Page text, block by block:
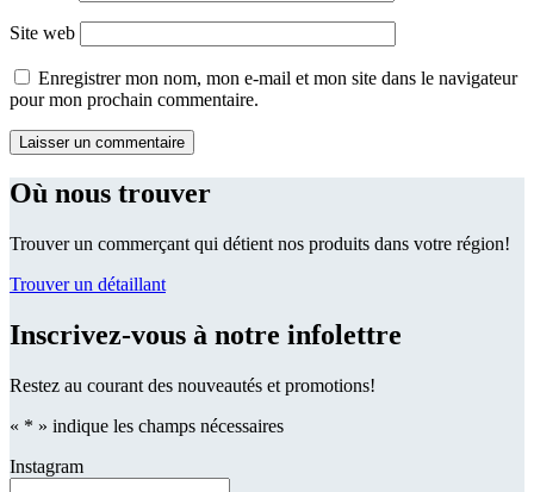
Site web
Enregistrer mon nom, mon e-mail et mon site dans le navigateur
pour mon prochain commentaire.
Où nous trouver
Trouver un commerçant qui détient nos produits dans votre région!
Trouver un détaillant
Inscrivez-vous à notre infolettre
Restez au courant des nouveautés et promotions!
« * » indique les champs nécessaires
Instagram